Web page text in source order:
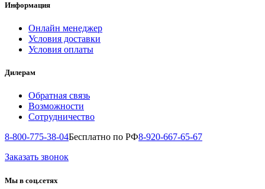
Информация
Онлайн менеджер
Условия доставки
Условия оплаты
Дилерам
Обратная связь
Возможности
Сотрудничество
8-800-775-38-04Бесплатно по РФ8-920-667-65-67
Заказать звонок
Мы в соц.сетях